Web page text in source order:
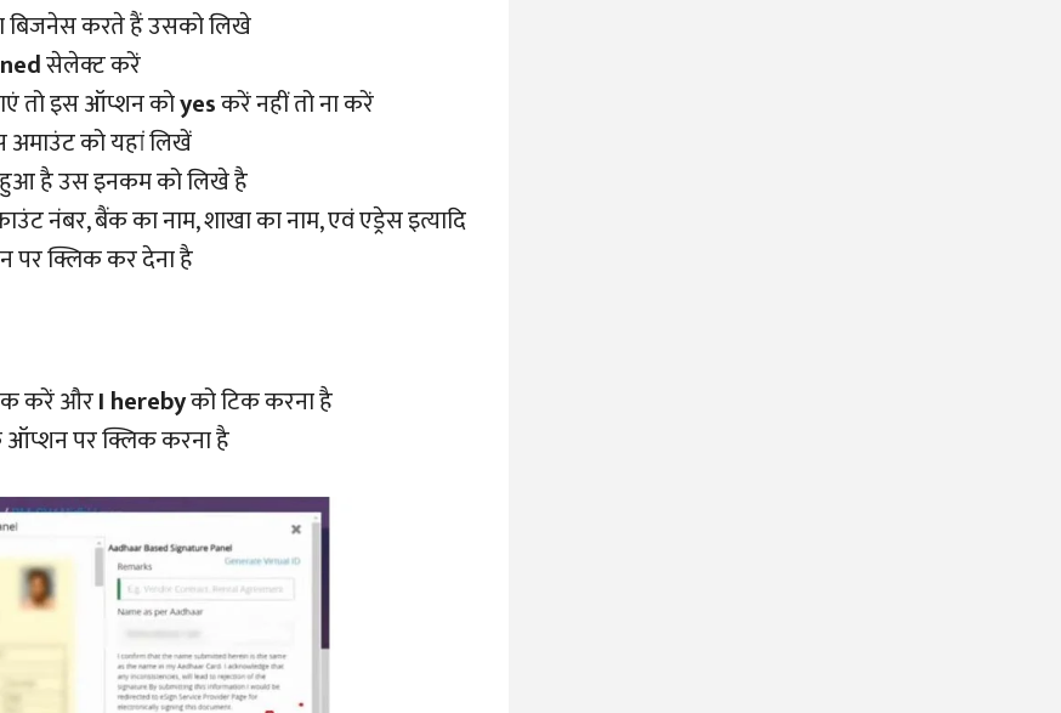
करते हैं उसको लिखे
सेलेक्ट करें
तो इस ऑप्शन कोyesकरें नहीं तो ना करें
अमाउंट को यहां लिखें
है उस इनकम को लिखे है
नंबर, बैंक का नाम, शाखा का नाम, एवं एड्रेस इत्यादि
क्लिक कर देना है
करें औरI herebyको टिक करना है
पर क्लिक करना है